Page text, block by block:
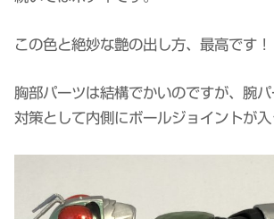
この色と絶妙な艶の出し方、最高です！
胸部パーツは結構でかいのですが、腕
対策として内側にボールジョイントが入